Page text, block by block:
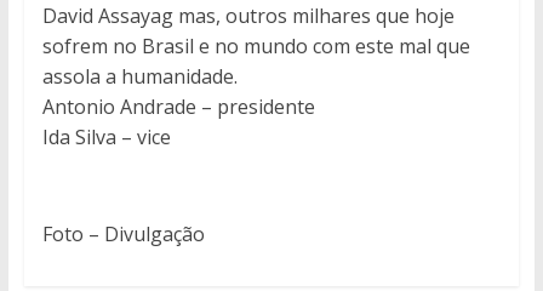
David Assayag mas, outros milhares que hoje
sofrem no Brasil e no mundo com este mal que
assola a humanidade.
Antonio Andrade – presidente
Ida Silva – vice
Foto – Divulgação